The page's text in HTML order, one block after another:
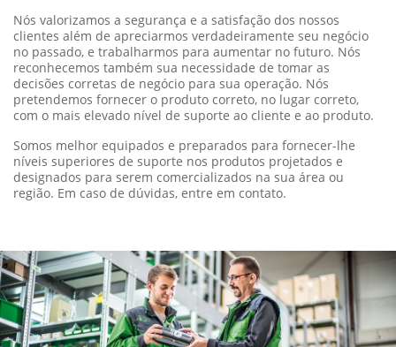
Nós valorizamos a segurança e a satisfação dos nossos
clientes além de apreciarmos verdadeiramente seu negócio
no passado, e trabalharmos para aumentar no futuro. Nós
reconhecemos também sua necessidade de tomar as
decisões corretas de negócio para sua operação. Nós
pretendemos fornecer o produto correto, no lugar correto,
com o mais elevado nível de suporte ao cliente e ao produto.
Somos melhor equipados e preparados para fornecer-lhe
níveis superiores de suporte nos produtos projetados e
designados para serem comercializados na sua área ou
região. Em caso de dúvidas, entre em contato.